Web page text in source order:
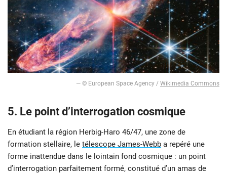
— © European Space Agency / Wikimedia Commons
5. Le point d’interrogation cosmique
En étudiant la région Herbig-Haro 46/47, une zone de
formation stellaire, le télescope James-Webb a repéré une
forme inattendue dans le lointain fond cosmique : un point
d’interrogation parfaitement formé, constitué d’un amas de